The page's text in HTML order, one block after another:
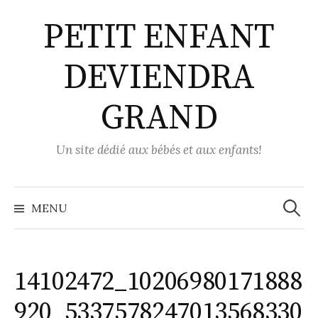
contenuPETIT ENFANT
DEVIENDRA
GRAND
Un site dédié aux bébés et aux enfants!
MENU
14102472_10206980171888